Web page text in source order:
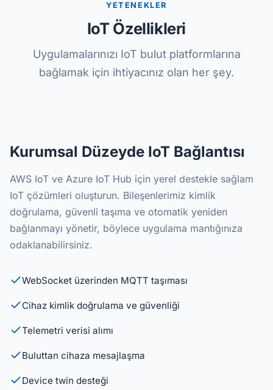
YETENEKLER
IoT Özellikleri
Uygulamalarınızı IoT bulut platformlarına
bağlamak için ihtiyacınız olan her şey.
Kurumsal Düzeyde IoT Bağlantısı
AWS IoT ve Azure IoT Hub için yerel destekle sağlam
IoT çözümleri oluşturun. Bileşenlerimiz kimlik
doğrulama, güvenli taşıma ve otomatik yeniden
bağlanmayı yönetir, böylece uygulama mantığınıza
odaklanabilirsiniz.
WebSocket üzerinden MQTT taşıması
Cihaz kimlik doğrulama ve güvenliği
Telemetri verisi alımı
Buluttan cihaza mesajlaşma
Device twin desteği